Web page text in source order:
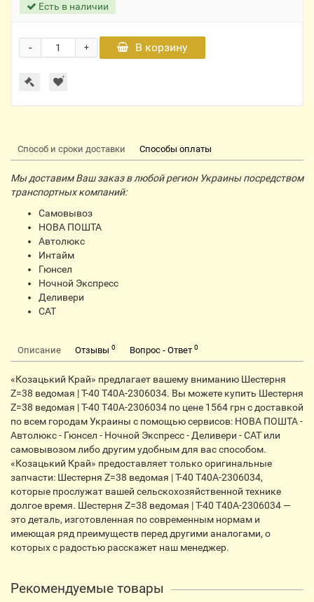
Есть в наличии
+
- В корзину
Способ и сроки доставки Способы оплаты
Мы доставим Ваш заказ в любой регион Украины посредством
транспортных компаний:
Самовывоз
НОВА ПОШТА
Автолюкс
Интайм
Гюнсел
Ночной Экспресс
Деливери
CАТ
Описание Отзывы 0 Вопрос - Ответ 0
«Козацький Край» предлагает вашему вниманию Шестерня
Z=38 ведомая | Т-40 Т40А-2306034. Вы можете купить Шестерня
Z=38 ведомая | Т-40 Т40А-2306034 по цене 1564 грн с доставкой
по всем городам Украины с помощью сервисов: НОВА ПОШТА -
Автолюкс - Гюнсел - Ночной Экспресс - Деливери - САТ или
самовывозом либо другим удобным для вас способом.
«Козацький Край» предоставляет только оригинальные
запчасти: Шестерня Z=38 ведомая | Т-40 Т40А-2306034,
которые прослужат вашей сельскохозяйственной технике
долгое время. Шестерня Z=38 ведомая | Т-40 Т40А-2306034 —
это деталь, изготовленная по современным нормам и
имеющая ряд преимуществ перед другими аналогами, о
которых с радостью расскажет наш менеджер.
Рекомендуемые товары